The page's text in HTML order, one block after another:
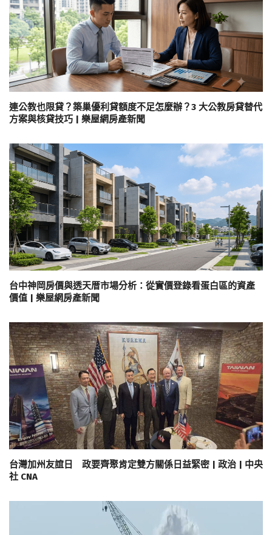
連公教也限貸？築巢優利貸額度不足怎麼辦？3 大公教房貸替代
方案與核貸技巧 | 樂屋網房產新聞
台中神岡房價與透天厝市場分析：從實價登錄看蛋白區的資產
價值 | 樂屋網房產新聞
台灣加州友誼日 政要齊聚肯定雙方關係日益緊密 | 政治 | 中央
社 CNA